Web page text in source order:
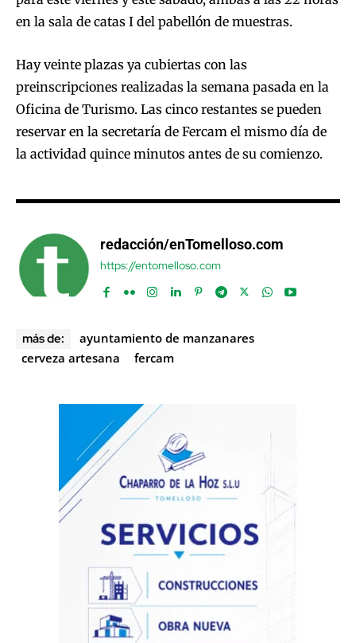
en la sala de catas I del pabellón de muestras.
Hay veinte plazas ya cubiertas con las
preinscripciones realizadas la semana pasada en la
Oficina de Turismo. Las cinco restantes se pueden
reservar en la secretaría de Fercam el mismo día de
la actividad quince minutos antes de su comienzo.
redacción/enTomelloso.com
https://entomelloso.com
más de:
ayuntamiento de manzanares
cerveza artesana
fercam